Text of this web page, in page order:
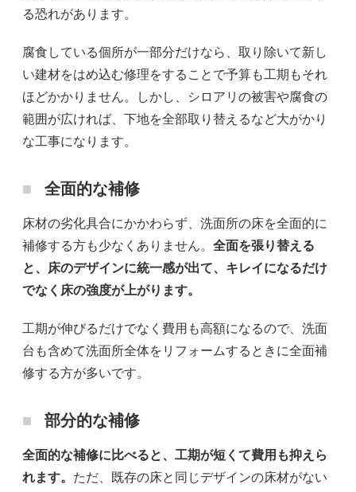
る恐れがあります。
腐食している個所が一部分だけなら、取り除いて新し
い建材をはめ込む修理をすることで予算も工期もそれ
ほどかかりません。しかし、シロアリの被害や腐食の
範囲が広ければ、下地を全部取り替えるなど大がかり
な工事になります。
全面的な補修
床材の劣化具合にかかわらず、洗面所の床を全面的に
補修する方も少なくありません。 全面を張り替える
と、床のデザインに統一感が出て、キレイになるだけ
でなく床の強度が上がります。
工期が伸びるだけでなく費用も高額になるので、洗面
台も含めて洗面所全体をリフォームするときに全面補
修する方が多いです。
部分的な補修
全面的な補修に比べると、工期が短くて費用も抑えら
れます。 ただ、既存の床と同じデザインの床材がない